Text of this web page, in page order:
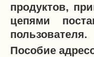
продуктов,
цепями
пользователя.
Пособие